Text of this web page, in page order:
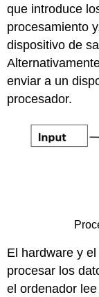
que introduce
procesamiento
dispositivo de
enviar a un
procesador.
El hardware y
procesar los
el ordenador